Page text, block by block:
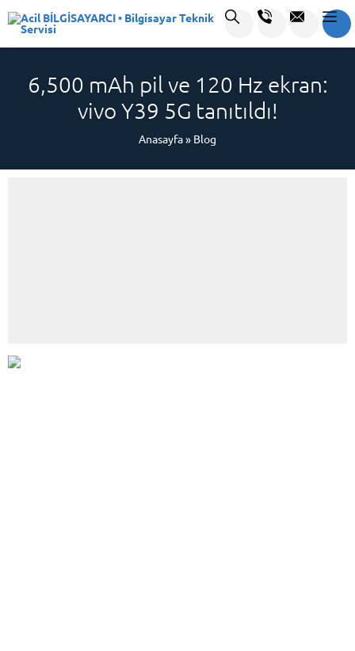
6,500 mAh pil ve 120 Hz ekran:
vivo Y39 5G tanıtıldı!
Anasayfa» Blog